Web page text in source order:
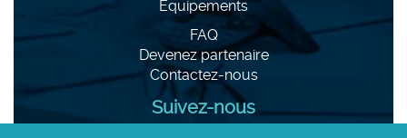
Equipements
FAQ
Devenez partenaire
Contactez-nous
Suivez-nous